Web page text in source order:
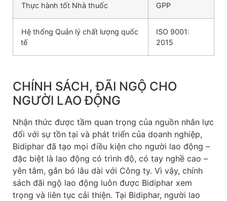
Thực hành tốt Nhà thuốc GPP
Hệ thống Quản lý chất lượng quốc
tế
ISO 9001:
2015
CHÍNH SÁCH, ĐÃI NGỘ CHO
NGƯỜI LAO ĐỘNG
Nhận thức được tầm quan trọng của nguồn nhân lực
đối với sự tồn tại và phát triển của doanh nghiệp,
Bidiphar đã tạo mọi điều kiện cho người lao động –
đặc biệt là lao động có trình độ, có tay nghề cao –
yên tâm, gắn bó lâu dài với Công ty. Vì vậy, chính
sách đãi ngộ lao động luôn được Bidiphar xem
trọng và liên tục cải thiện. Tại Bidiphar, người lao